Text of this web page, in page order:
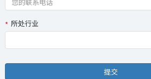
所处行业